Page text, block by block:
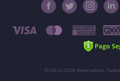
© 2012-2026 Reservamos.